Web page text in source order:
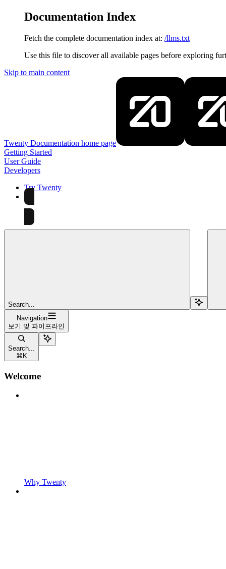
Documentation Index
Fetch the complete documentation index at: /llms.txt
Use this file to discover all available pages before exploring
Skip to main content
Twenty Documentation home page
Getting Started
User Guide
Developers
Try Twenty
Try Twenty
Search...
Navigation
보기 및 파이프라인
Search...
⌘ K
Welcome
Why Twenty